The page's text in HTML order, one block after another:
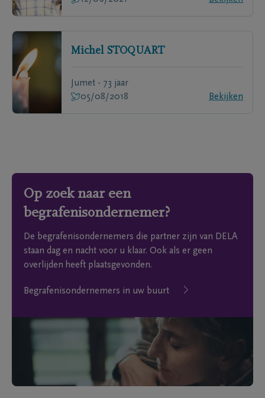
Michel STOQUART
Jumet - 73 jaar
05/08/2018
Bekijken
Op zoek naar een
begrafenisondernemer?
De begrafenisondernemers die partner zijn van DELA
staan dag en nacht voor u klaar. Ook als er geen
overlijden heeft plaatsgevonden.
Begrafenisondernemers in uw buurt